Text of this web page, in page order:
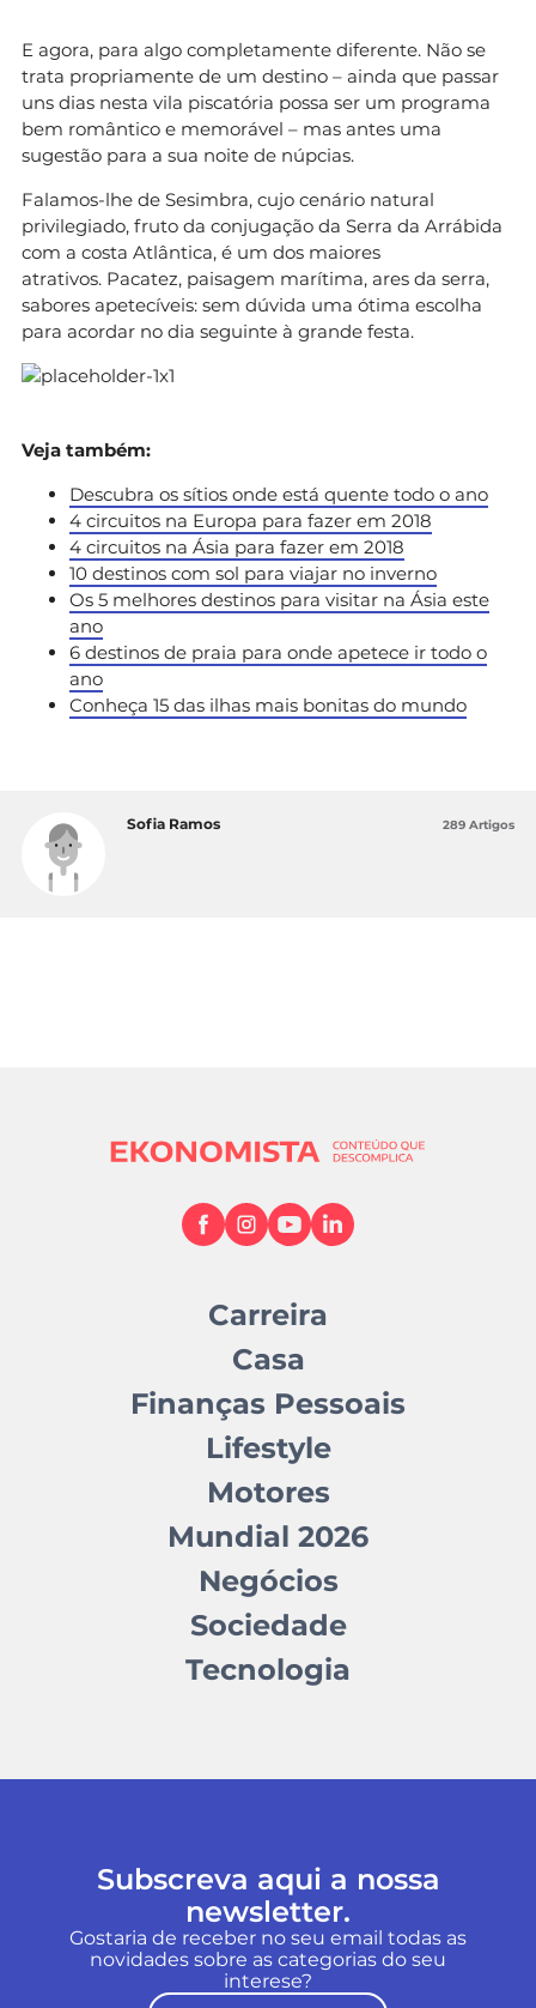
E agora, para algo completamente diferente. Não se
trata propriamente de um destino – ainda que passar
uns dias nesta vila piscatória possa ser um programa
bem romântico e memorável – mas antes uma
sugestão para a sua noite de núpcias.
Falamos-lhe de Sesimbra, cujo cenário natural
privilegiado, fruto da conjugação da Serra da Arrábida
com a costa Atlântica, é um dos maiores
atrativos. Pacatez, paisagem marítima, ares da serra,
sabores apetecíveis: sem dúvida uma ótima escolha
para acordar no dia seguinte à grande festa.
Veja também:
Descubra os sítios onde está quente todo o ano
4 circuitos na Europa para fazer em 2018
4 circuitos na Ásia para fazer em 2018
10 destinos com sol para viajar no inverno
Os 5 melhores destinos para visitar na Ásia este
ano
6 destinos de praia para onde apetece ir todo o
ano
Conheça 15 das ilhas mais bonitas do mundo
Sofia Ramos 289 Artigos
Carreira
Casa
Finanças Pessoais
Lifestyle
Motores
Mundial 2026
Negócios
Sociedade
Tecnologia
Subscreva aqui a nossa
newsletter.
Gostaria de receber no seu email todas as
novidades sobre as categorias do seu
interese?